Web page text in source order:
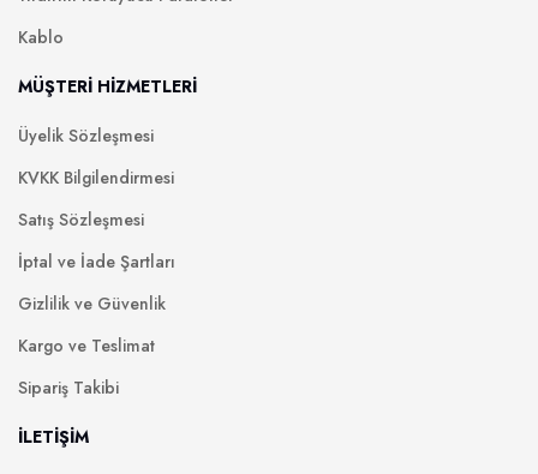
Kablo
MÜŞTERİ HİZMETLERİ
Üyelik Sözleşmesi
KVKK Bilgilendirmesi
Satış Sözleşmesi
İptal ve İade Şartları
Gizlilik ve Güvenlik
Kargo ve Teslimat
Sipariş Takibi
İLETİŞİM